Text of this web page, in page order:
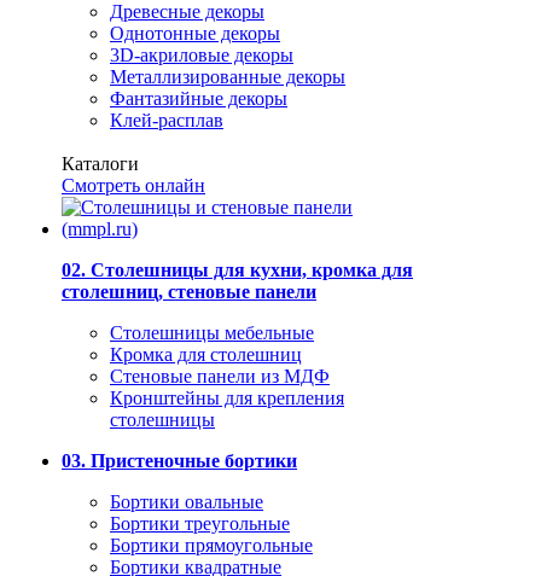
Древесные декоры
Однотонные декоры
3D-акриловые декоры
Металлизированные декоры
Фантазийные декоры
Клей-расплав
Каталоги
Смотреть онлайн
02. Столешницы для кухни, кромка для
столешниц, стеновые панели
Столешницы мебельные
Кромка для столешниц
Стеновые панели из МДФ
Кронштейны для крепления
столешницы
03. Пристеночные бортики
Бортики овальные
Бортики треугольные
Бортики прямоугольные
Бортики квадратные